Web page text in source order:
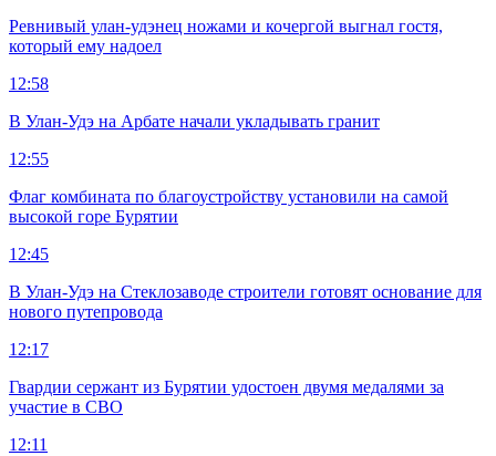
Ревнивый улан-удэнец ножами и кочергой выгнал гостя,
который ему надоел
12:58
В Улан-Удэ на Арбате начали укладывать гранит
12:55
Флаг комбината по благоустройству установили на самой
высокой горе Бурятии
12:45
В Улан-Удэ на Стеклозаводе строители готовят основание для
нового путепровода
12:17
Гвардии сержант из Бурятии удостоен двумя медалями за
участие в СВО
12:11